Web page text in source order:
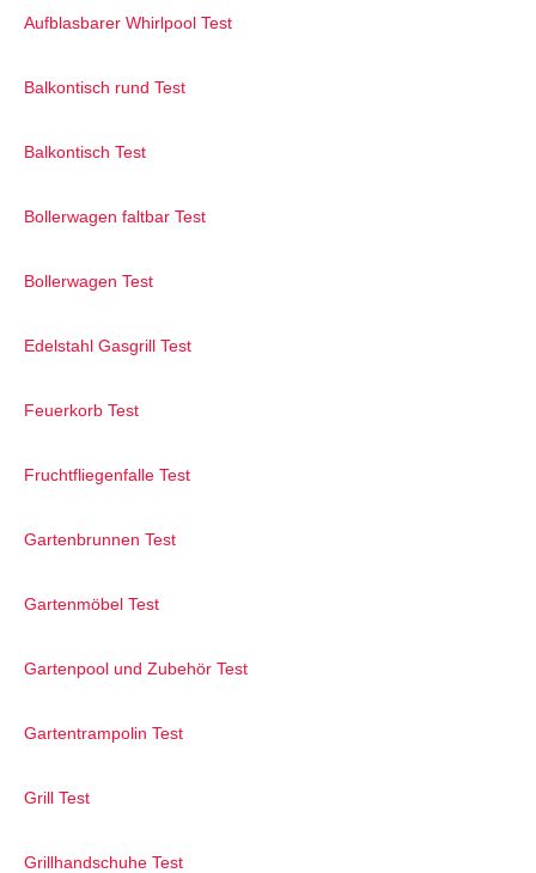
Aufblasbarer Whirlpool Test
Balkontisch rund Test
Balkontisch Test
Bollerwagen faltbar Test
Bollerwagen Test
Edelstahl Gasgrill Test
Feuerkorb Test
Fruchtfliegenfalle Test
Gartenbrunnen Test
Gartenmöbel Test
Gartenpool und Zubehör Test
Gartentrampolin Test
Grill Test
Grillhandschuhe Test